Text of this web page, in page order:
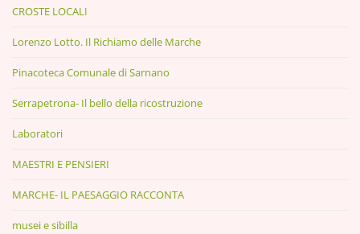
CROSTE LOCALI
Lorenzo Lotto. Il Richiamo delle Marche
Pinacoteca Comunale di Sarnano
Serrapetrona- Il bello della ricostruzione
Laboratori
MAESTRI E PENSIERI
MARCHE- IL PAESAGGIO RACCONTA
musei e sibilla